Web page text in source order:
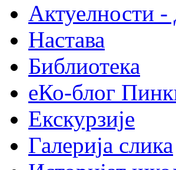
Актуелности
Настава
Библиотека
еКо-блог
Екскурзије
Галерија слика